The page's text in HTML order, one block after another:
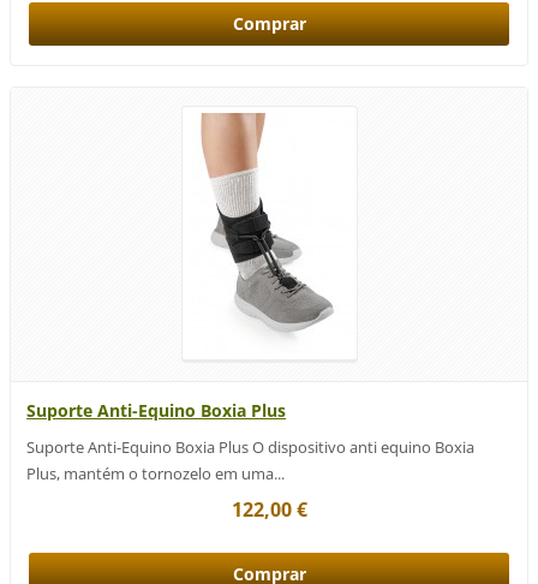
Suporte Anti-Equino Boxia Plus
Suporte Anti-Equino Boxia Plus O dispositivo anti equino Boxia
Plus, mantém o tornozelo em uma...
122,00 €